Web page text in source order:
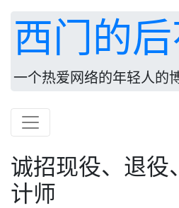
西门的
一个热爱网络的年轻人的
诚招现役、退役
计师